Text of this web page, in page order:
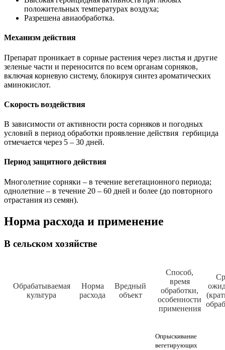
положительных температурах воздуха;
Разрешена авиаобработка.
Механизм действия
Препарат проникает в сорные растения через листья и другие
зеленые части и переносится по всем органам сорняков,
включая корневую систему, блокируя синтез ароматических
аминокислот.
Скорость воздействия
В зависимости от активности роста сорняков и погодных
условий в период обработки проявление действия гербицида
отмечается через 5 – 30 дней.
Период защитного действия
Многолетние сорняки – в течение вегетационного периода;
однолетние – в течение 20 – 60 дней и более (до повторного
отрастания из семян).
Норма расхода и применение
В сельском хозяйстве
Обрабатываемая
культура
Норма
расхода
Вредный
объект
Способ,
время
обработки,
особенности
применения
Опрыскивание
вегетирующих